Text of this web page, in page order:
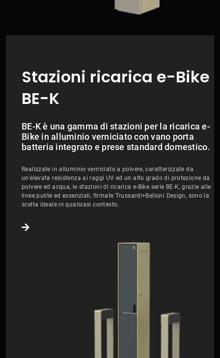
Stazioni ricarica e-Bike
BE-K
BE-K è una gamma di stazioni per la ricarica e-
Bike in alluminio verniciato con vano porta
batteria integrato e prese standard domestico.
Realizzate in alluminio verniciato a polvere, caratterizzate da
un’elevata resistenza ai raggi UV ed un alto grado di protezione da
polvere ed acqua, le stazioni di ricarica e-Bike serie BE-K, grazie alle
linee pulite ed essenziali, firmate Trussardi+Belloni Design, sono la
scelta ideale in qualsiasi contesto.